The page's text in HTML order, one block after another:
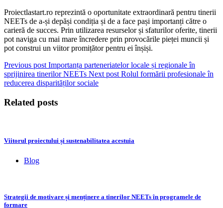
Proiectlastart.ro reprezintă o oportunitate extraordinară pentru tinerii
NEETs de a-și depăși condiția și de a face pași importanți către o
carieră de succes. Prin utilizarea resurselor și sfaturilor oferite, tinerii
pot naviga cu mai mare încredere prin provocările pieței muncii și
pot construi un viitor promițător pentru ei înșiși.
Previous post Importanța parteneriatelor locale și regionale în
sprijinirea tinerilor NEETs Next post Rolul formării profesionale în
reducerea disparităților sociale
Related posts
Viitorul proiectului și sustenabilitatea acestuia
Blog
Strategii de motivare și menținere a tinerilor NEETs în programele de
formare